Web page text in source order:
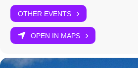
OTHER EVENTS
OPEN IN MAPS